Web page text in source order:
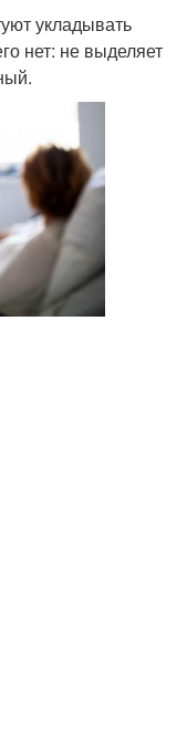
укладывать
нет: не выделяет